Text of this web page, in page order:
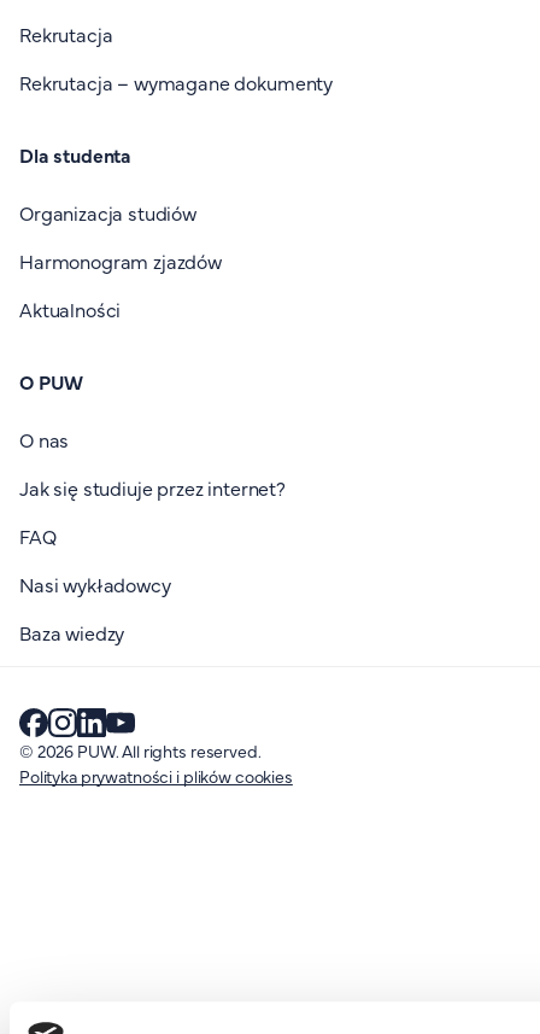
Rekrutacja
Rekrutacja – wymagane dokumenty
Dla studenta
Organizacja studiów
Harmonogram zjazdów
Aktualności
O PUW
O nas
Jak się studiuje przez internet?
FAQ
Nasi wykładowcy
Baza wiedzy
© 2026 PUW. All rights reserved.
Polityka prywatności i plików cookies